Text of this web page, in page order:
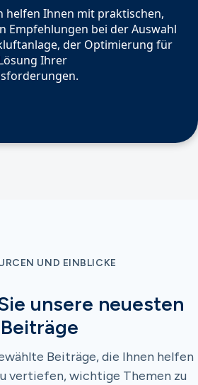
helfen Ihnen mit praktischen,
Empfehlungen bei der Auswahl
der Optimierung für
Ihrer
UND EINBLICKE
unsere neuesten
Beiträge
Beiträge, die Ihnen helfen
vertiefen, wichtige Themen zu